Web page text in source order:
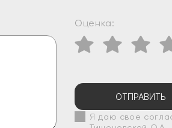
Оценка:
ОТПРАВИТЬ
Я даю свое